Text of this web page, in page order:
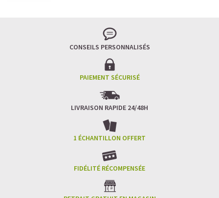
réconcilie dessert glacé et nutrition.
fringale. Pour les gourmands qui veulent se faire plaisir
sans sacrifier leurs objectifs.
Café frappé au Caramel Protéiné
CONSEILS PERSONNALISÉS
PAIEMENT SÉCURISÉ
LIVRAISON RAPIDE 24/48H
1 ÉCHANTILLON OFFERT
FIDÉLITÉ RÉCOMPENSÉE